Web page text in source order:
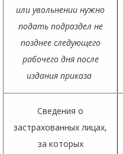
или увольнении нужно
подать подраздел не
позднее следующего
рабочего дня после
издания приказа
Сведения о
застрахованных лицах,
за которых